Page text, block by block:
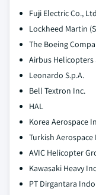
Fuji Electric Co.,
Lockheed Martin
The Boeing
Airbus Helicopters
Leonardo S.p.A.
Bell Textron Inc.
HAL
Korea Aerospace
Turkish Aerospace
AVIC Helicopter
Kawasaki Heavy
PT Dirgantara